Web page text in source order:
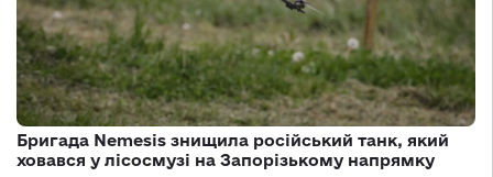
Бригада Nemesis знищила російський танк, який
ховався у лісосмузі на Запорізькому напрямку